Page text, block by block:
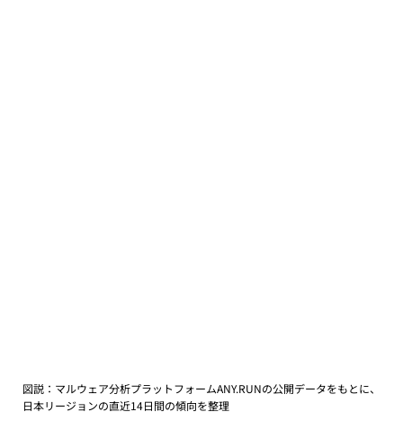
図説：マルウェア分析プラットフォームANY.RUNの公開データをもとに、
日本リージョンの直近14日間の傾向を整理